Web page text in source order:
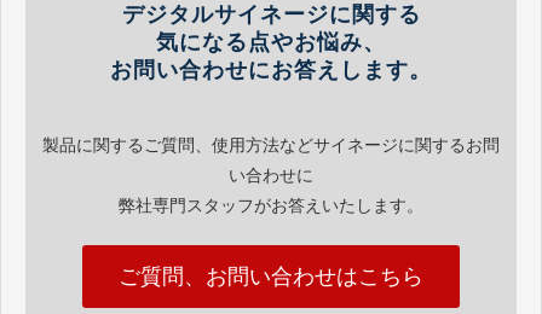
デジタルサイネージに関する
気になる点やお悩み、
お問い合わせにお答えします。
製品に関するご質問、使用方法などサイネージに関するお問
い合わせに
弊社専門スタッフがお答えいたします。
ご質問、お問い合わせはこちら